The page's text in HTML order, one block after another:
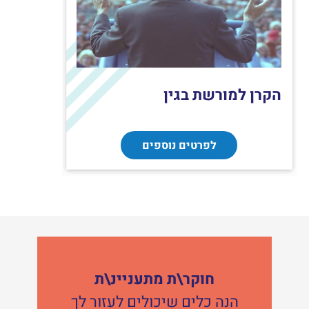
הקרן למורשת בגין
לפרטים נוספים
חוקר\ת מתעניינ\ת
הנה כלים שיכולים לעזור לך